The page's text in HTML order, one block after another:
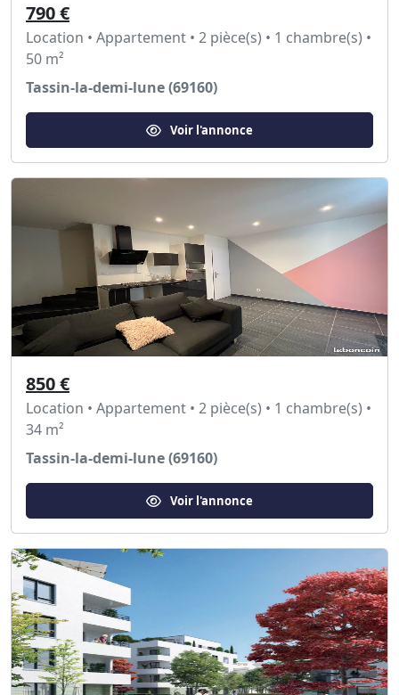
790 €
Location • Appartement • 2 pièce(s) • 1 chambre(s) •
50 m²
Tassin-la-demi-lune (69160)
Voir l'annonce
850 €
Location • Appartement • 2 pièce(s) • 1 chambre(s) •
34 m²
Tassin-la-demi-lune (69160)
Voir l'annonce